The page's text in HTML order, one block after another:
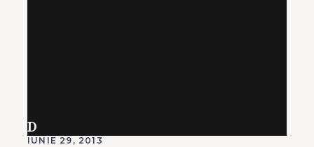
D
IUNIE 29, 2013